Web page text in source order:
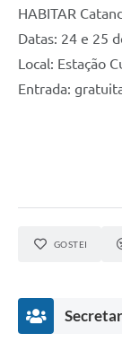
HABITAR
Datas: 24 e 25
Local: Estação
Entrada:
GOSTEI